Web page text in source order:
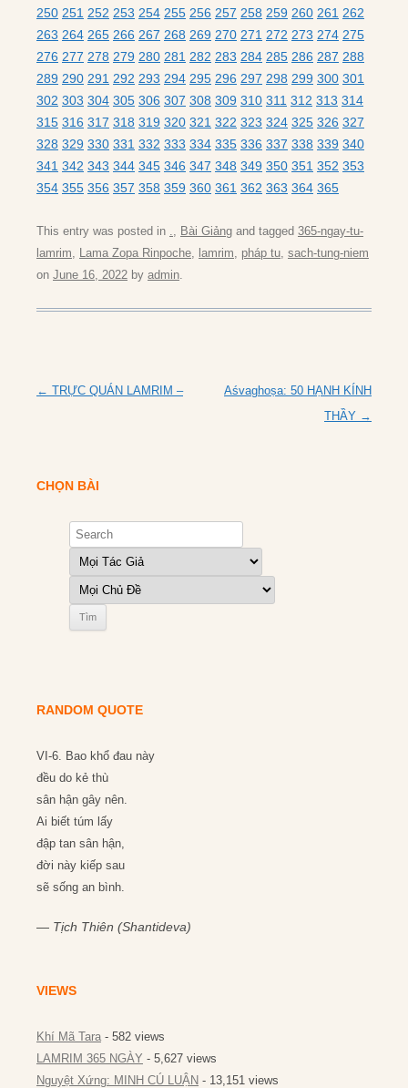
250 251 252 253 254 255 256 257 258 259 260 261 262
263 264 265 266 267 268 269 270 271 272 273 274 275
276 277 278 279 280 281 282 283 284 285 286 287 288
289 290 291 292 293 294 295 296 297 298 299 300 301
302 303 304 305 306 307 308 309 310 311 312 313 314
315 316 317 318 319 320 321 322 323 324 325 326 327
328 329 330 331 332 333 334 335 336 337 338 339 340
341 342 343 344 345 346 347 348 349 350 351 352 353
354 355 356 357 358 359 360 361 362 363 364 365
This entry was posted in ., Bài Giảng and tagged 365-ngay-tu-
lamrim, Lama Zopa Rinpoche, lamrim, pháp tu, sach-tung-niem
on June 16, 2022 by admin.
Post
← TRỰC QUÁN LAMRIM –
Aśvaghoṣa: 50 HẠNH KÍNH
THẦY →
CHỌN BÀI
RANDOM QUOTE
VI-6. Bao khổ đau này
đều do kẻ thù
sân hận gây nên.
Ai biết túm lấy
đập tan sân hận,
đời này kiếp sau
sẽ sống an bình.
— Tịch Thiên (Shantideva)
VIEWS
Khí Mã Tara - 582 views
LAMRIM 365 NGÀY - 5,627 views
Nguyệt Xứng: MINH CÚ LUẬN - 13,151 views